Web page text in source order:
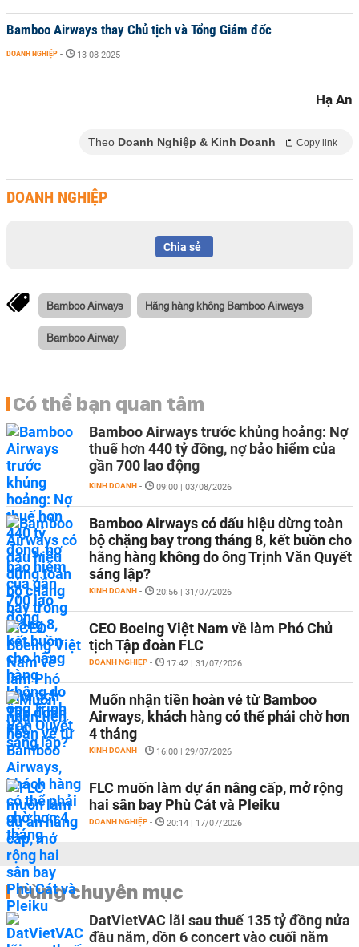
Bamboo Airways thay Chủ tịch và Tổng Giám đốc
DOANH NGHIỆP - 13-08-2025
Hạ An
Theo Doanh Nghiệp & Kinh Doanh Copy link
DOANH NGHIỆP
Chia sẻ
Bamboo Airways Hãng hàng không Bamboo Airways
Bamboo Airway
Có thể bạn quan tâm
Bamboo Airways trước khủng hoảng: Nợ
thuế hơn 440 tỷ đồng, nợ bảo hiểm của
gần 700 lao động
KINH DOANH - 09:00 | 03/08/2026
Bamboo Airways có dấu hiệu dừng toàn
bộ chặng bay trong tháng 8, kết buồn cho
hãng hàng không do ông Trịnh Văn Quyết
sáng lập?
KINH DOANH - 20:56 | 31/07/2026
CEO Boeing Việt Nam về làm Phó Chủ
tịch Tập đoàn FLC
DOANH NGHIỆP - 17:42 | 31/07/2026
Muốn nhận tiền hoàn vé từ Bamboo
Airways, khách hàng có thể phải chờ hơn
4 tháng
KINH DOANH - 16:00 | 29/07/2026
FLC muốn làm dự án nâng cấp, mở rộng
hai sân bay Phù Cát và Pleiku
DOANH NGHIỆP - 20:14 | 17/07/2026
Cùng chuyên mục
DatVietVAC lãi sau thuế 135 tỷ đồng nửa
đầu năm, dồn 6 concert vào cuối năm